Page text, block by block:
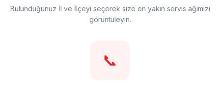
Bulunduğunuz İl ve İlçeyi seçerek size en yakın servis ağımızı
görüntüleyin.
📞